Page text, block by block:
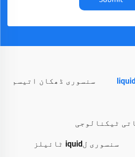
سنسوری ڈھکان اتیسم
ٹیکنالوجی
سنسوری لiquid ٹائیلز